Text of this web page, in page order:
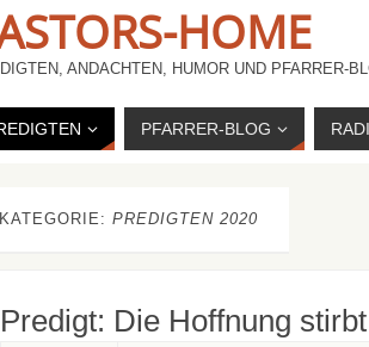
HOME
ANDACHTEN, HUMOR UND PFARRER-
PFARRER-BLOG
KATEGORIE: PREDIGTEN 2020
Predigt: Die Hoffnung